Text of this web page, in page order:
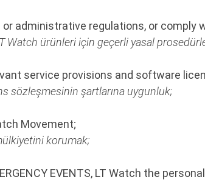
administrative regulations, or comply
Watch ürünleri için geçerli yasal
service provisions and software
sözleşmesinin şartlarına uygunluk;
Movement;
korumak;
EVENTS, LT Watch the